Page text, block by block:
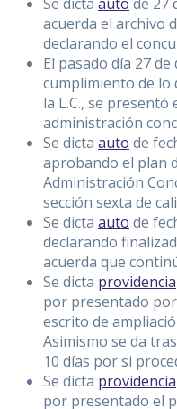
acuerda el archivo
declarando el
El pasado día 27
cumplimiento de lo
la L.C., se presentó
administración
Se dicta auto de
aprobando el plan
Administración
sección sexta de
Se dicta auto de
declarando
acuerda que
Se dicta providencia
por presentado
escrito de
Asimismo se da
10 días por si
Se dicta providencia
por presentado el